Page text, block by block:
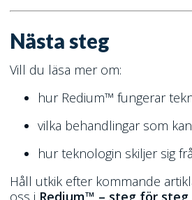
Nästa steg
Vill du läsa mer om:
hur Redium™ fungerar
vilka behandlingar som
hur teknologin skiljer sig
Håll utkik efter kommande
oss i Redium™ – steg för steg.